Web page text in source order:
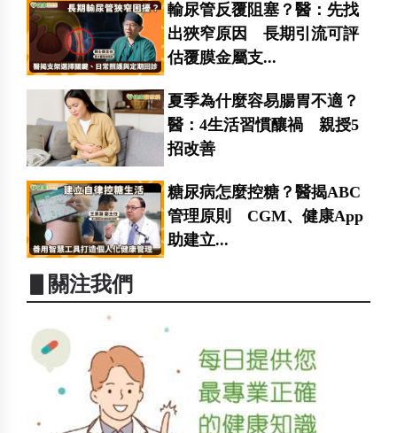
輸尿管反覆阻塞？醫：先找
出狹窄原因 長期引流可評
估覆膜金屬支...
夏季為什麼容易腸胃不適？
醫：4生活習慣釀禍 親授5
招改善
糖尿病怎麼控糖？醫揭ABC
管理原則 CGM、健康App
助建立...
▋關注我們